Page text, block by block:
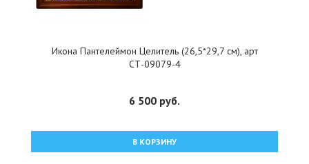
Икона Пантелеймон Целитель (26,5*29,7 см), арт
СТ-09079-4
6 500 руб.
В КОРЗИНУ